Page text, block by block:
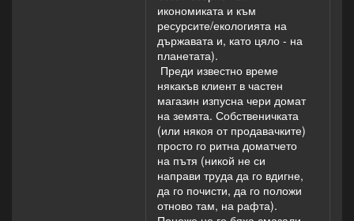
икономиката и към
ресурсите/екологията на
държавата и, като цяло - на
планетата).
Преди известно време
някакъв клиент в частен
магазин изпусна чери домат
на земята. Собственичката
(или някоя от продавачките)
просто го ритна доматчето
на пътя (никой не си
направи труда да го вдигне,
да го почисти, да го положи
отново там, на рафта).